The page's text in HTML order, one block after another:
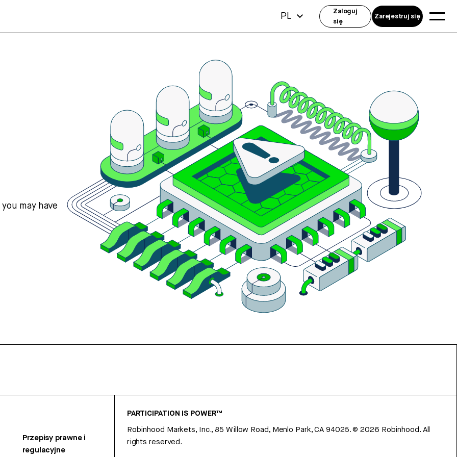
may have
Przepisy prawne i
regulacyjne
PARTICIPATION IS POWER™
Robinhood Markets, Inc., 85 Willow Road, Menlo Park, CA 94025.©2026 Robinhood. All
rights reserved.
PL
Zaloguj
się
Zarejestruj się